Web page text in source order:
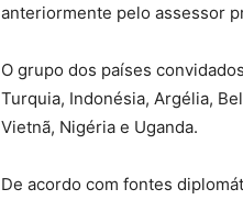
anteriormente pelo assessor
O grupo dos países
Turquia, Indonésia, Argélia,
Vietnã, Nigéria e Uganda.
De acordo com fontes